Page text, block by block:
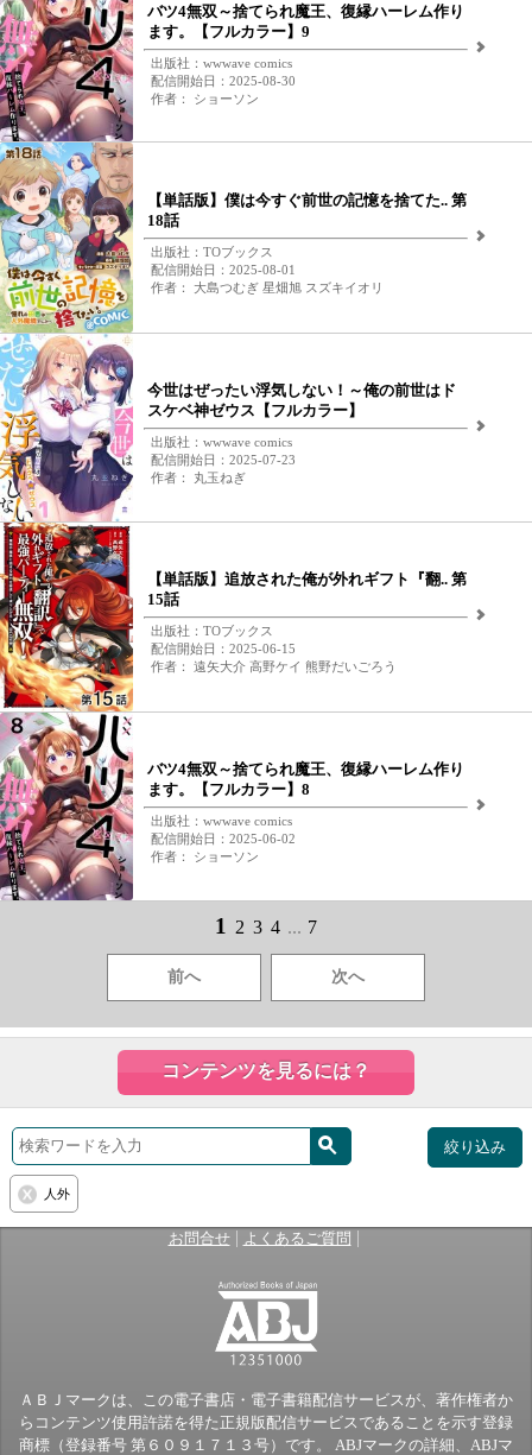
バツ4無双～捨てられ魔王、復縁ハーレム作り
ます。【フルカラー】9
出版社：wwwave comics
配信開始日：2025-08-30
作者： ショーソン
【単話版】僕は今すぐ前世の記憶を捨てた.. 第
18話
出版社：TOブックス
配信開始日：2025-08-01
作者： 大島つむぎ 星畑旭 スズキイオリ
今世はぜったい浮気しない！～俺の前世はド
スケベ神ゼウス【フルカラー】
出版社：wwwave comics
配信開始日：2025-07-23
作者： 丸玉ねぎ
【単話版】追放された俺が外れギフト『翻.. 第
15話
出版社：TOブックス
配信開始日：2025-06-15
作者： 遠矢大介 高野ケイ 熊野だいごろう
バツ4無双～捨てられ魔王、復縁ハーレム作り
ます。【フルカラー】8
出版社：wwwave comics
配信開始日：2025-06-02
作者： ショーソン
1 2 3 4 ... 7
前へ 次へ
コンテンツを見るには？
絞り込み
人外
お問合せ| よくあるご質問 |
ＡＢＪマークは、この電子書店・電子書籍配信サービスが、著作権者か
らコンテンツ使用許諾を得た正規版配信サービスであることを示す登録
商標（登録番号 第６０９１７１３号）です。 ABJマークの詳細、ABJマ